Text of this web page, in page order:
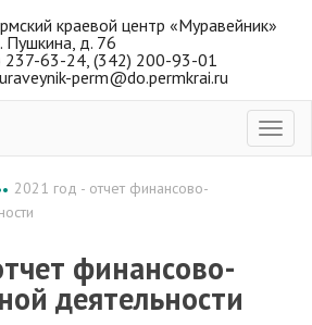
краевой центр «Муравейник»
Пушкина, д. 76
237-63-24, (342) 200-93-01
perm@do.permkrai.ru
2021 год - отчет финансово-
финансово-
деятельности